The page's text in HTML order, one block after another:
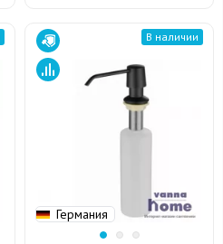
Германия
В наличии